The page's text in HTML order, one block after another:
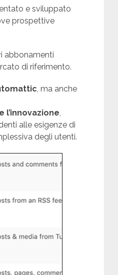
e sviluppato
prospettive
abbonamenti
di riferimento.
, ma anche
alle esigenze di
degli utenti.